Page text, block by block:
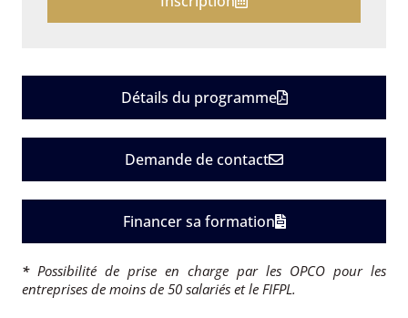
Détails du programme
Demande de contact
Financer sa formation
*Possibilité de prise en charge par les OPCO pour les
entreprises de moins de 50 salariés et le FIFPL.